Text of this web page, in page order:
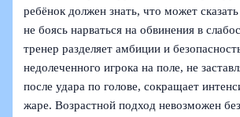
ребёнок должен знать, что может
не боясь нарваться на обвинения в
тренер разделяет амбиции и
недолеченного игрока на поле, не
после удара по голове, сокращает
жаре. Возрастной подход невозможен